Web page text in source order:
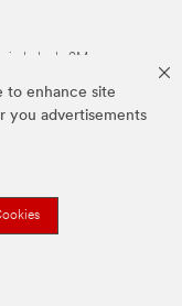
to enhance site
you advertisements
da 3M.